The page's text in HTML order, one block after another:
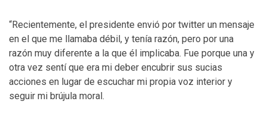
“Recientemente, el presidente envió por twitter un mensaje
en el que me llamaba débil, y tenía razón, pero por una
razón muy diferente a la que él implicaba. Fue porque una y
otra vez sentí que era mi deber encubrir sus sucias
acciones en lugar de escuchar mi propia voz interior y
seguir mi brújula moral.